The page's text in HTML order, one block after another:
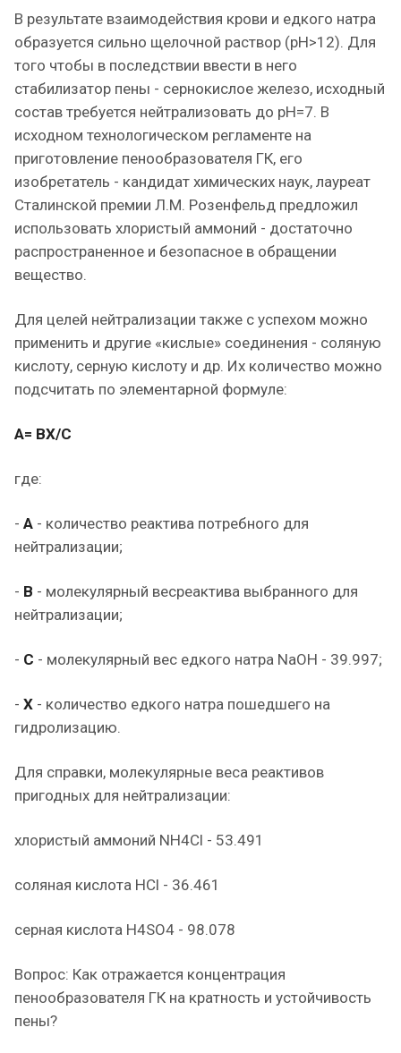
В результате взаимодействия крови и едкого натра
образуется сильно щелочной раствор (рН>12). Для
того чтобы в последствии ввести в него
стабилизатор пены - сернокислое железо, исходный
состав требуется нейтрализовать до рН=7. В
исходном технологическом регламенте на
приготовление пенообразователя ГК, его
изобретатель - кандидат химических наук, лауреат
Сталинской премии Л.М. Розенфельд предложил
использовать хлористый аммоний - достаточно
распространенное и безопасное в обращении
вещество.
Для целей нейтрализации также с успехом можно
применить и другие «кислые» соединения - соляную
кислоту, серную кислоту и др. Их количество можно
подсчитать по элементарной формуле:
А= ВХ/С
где:
- А - количество реактива потребного для
нейтрализации;
- В - молекулярный весреактива выбранного для
нейтрализации;
- С - молекулярный вес едкого натра NaOH - 39.997;
- Х - количество едкого натра пошедшего на
гидролизацию.
Для справки, молекулярные веса реактивов
пригодных для нейтрализации:
хлористый аммоний NH4Cl - 53.491
соляная кислота HCl - 36.461
серная кислота H4SO4 - 98.078
Вопрос: Как отражается концентрация
пенообразователя ГК на кратность и устойчивость
пены?